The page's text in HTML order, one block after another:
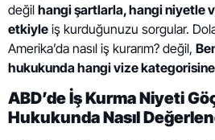
değil hangi şartlarla, hangi niyetle
etkiyle iş kurduğunuzu sorgular.
Amerika’da nasıl iş kurarım? değil,
hukukunda hangi vize
ABD’de İş Kurma Niyeti
Hukukunda Nasıl